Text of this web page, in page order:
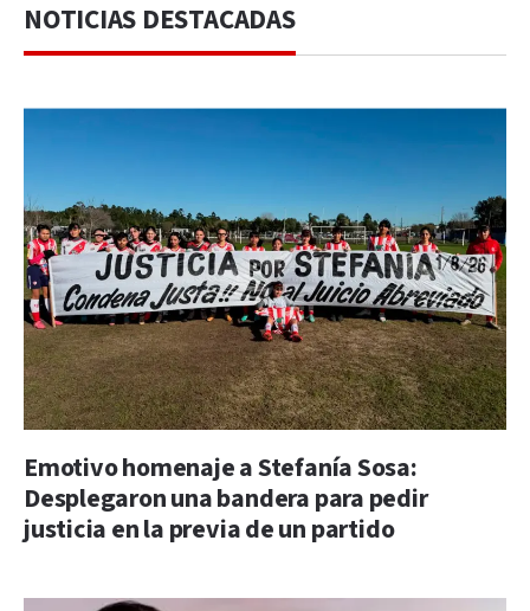
NOTICIAS DESTACADAS
Emotivo homenaje a Stefanía Sosa:
Desplegaron una bandera para pedir
justicia en la previa de un partido